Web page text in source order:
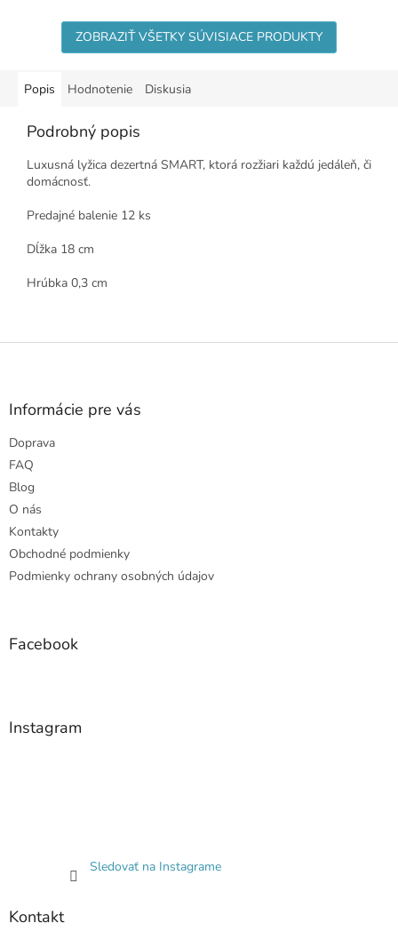
ZOBRAZIŤ VŠETKY SÚVISIACE PRODUKTY
Popis Hodnotenie Diskusia
Podrobný popis
Luxusná lyžica dezertná SMART, ktorá rozžiari každú jedáleň, či
domácnosť.
Predajné balenie 12 ks
Dĺžka 18 cm
Hrúbka 0,3 cm
Z
Informácie pre vás
Doprava
FAQ
Blog
O nás
Kontakty
Obchodné podmienky
Podmienky ochrany osobných údajov
Facebook
Instagram
Sledovať na Instagrame
Kontakt